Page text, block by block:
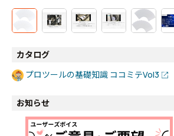
カタログ
プロツールの基礎知識 ココミテVol3
お知らせ